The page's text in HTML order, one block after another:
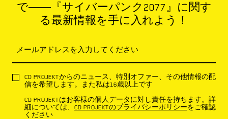
で――『サイバーパンク2077』に関す
る最新情報を手に入れよう！
メールアドレスを入力してください
CD PROJEKTからのニュース、特別オファー、その他情報の配
信を希望します。また私は16歳以上です
CD PROJEKTはお客様の個人データに対し責任を持ちます。詳
細については、 CD PROJEKTのプライバシーポリシーをご確認
ください